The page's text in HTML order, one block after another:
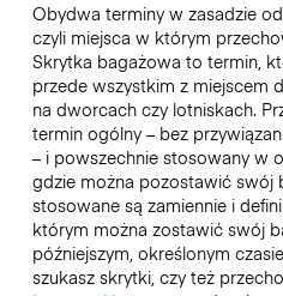
Obydwa terminy w zasadzie
czyli miejsca w którym
Skrytka bagażowa to termin,
przede wszystkim z miejscem
na dworcach czy lotniskach.
termin ogólny – bez
– i powszechnie stosowany w
gdzie można pozostawić swój
stosowane są zamiennie i
którym można zostawić swój
późniejszym, określonym
szukasz skrytki, czy też